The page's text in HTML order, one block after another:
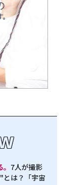
7人が撮影
は？「宇宙